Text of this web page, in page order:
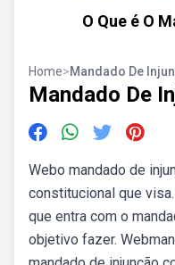
O Que é O
Home>Mandado De
Mandado De
Webo mandado de
constitucional que
que entra com o
objetivo fazer.